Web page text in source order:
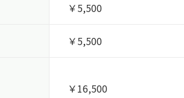
￥5,500
￥5,500
￥16,500